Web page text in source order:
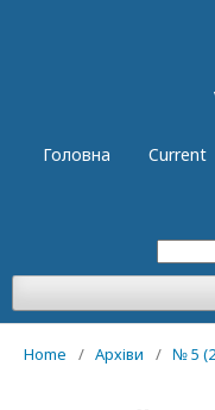
Головна Current
Home / Архіви / № 5